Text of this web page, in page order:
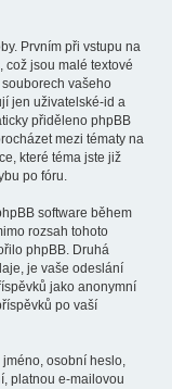
Prvním při vstupu na
což jsou malé textové
vašeho
jen uživatelské-id a
přiděleno phpBB
mezi tématy na
které téma jste již
po fóru.
software během
rozsah tohoto
phpBB. Druhá
je vaše odeslání
jako anonymní
po vaší
osobní heslo,
platnou e-mailovou